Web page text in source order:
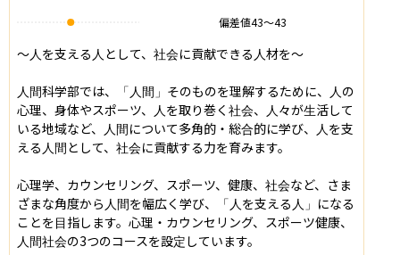
偏差値43〜43
〜人を支える人として、社会に貢献できる人材を〜
人間科学部では、「人間」そのものを理解するために、人の
心理、身体やスポーツ、人を取り巻く社会、人々が生活して
いる地域など、人間について多角的・総合的に学び、人を支
える人間として、社会に貢献する力を育みます。
心理学、カウンセリング、スポーツ、健康、社会など、さま
ざまな角度から人間を幅広く学び、「人を支える人」になる
ことを目指します。心理・カウンセリング、スポーツ健康、
人間社会の3つのコースを設定しています。